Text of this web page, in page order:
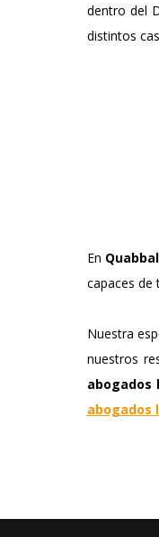
dentro del
distintos
En
capaces
Nuestra
nuestros
abogados
abogados